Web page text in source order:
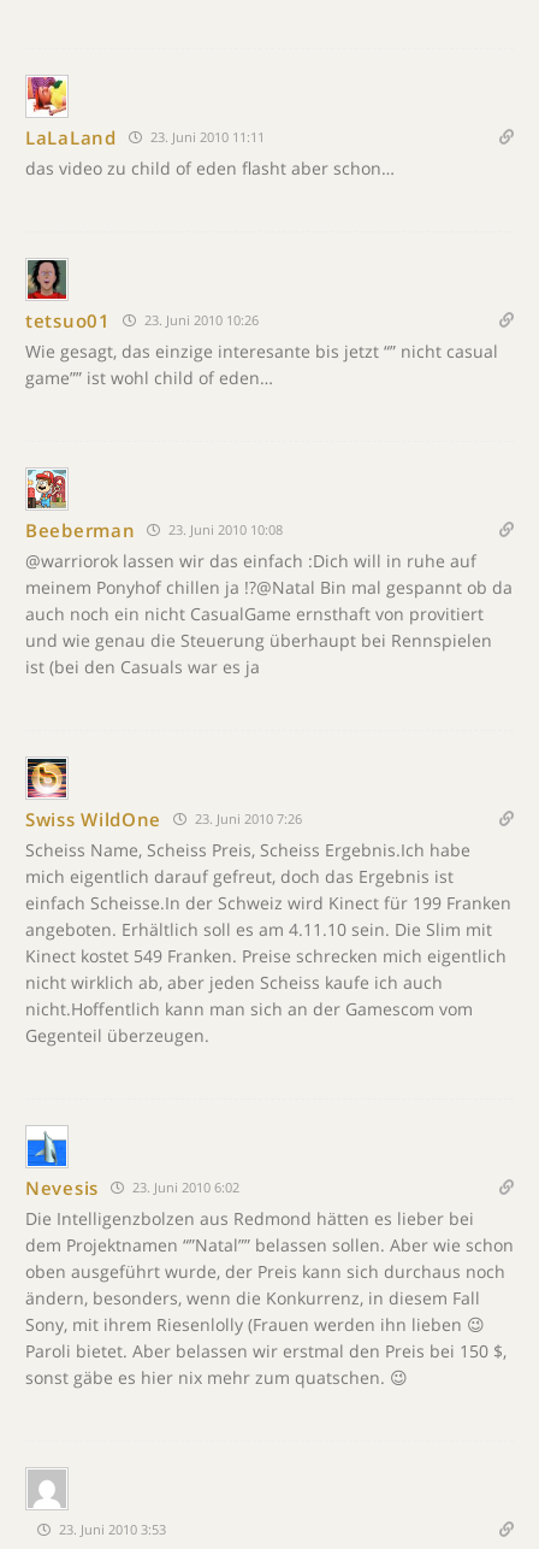
LaLaLand 23. Juni 2010 11:11
das video zu child of eden flasht aber schon…
tetsuo01 23. Juni 2010 10:26
Wie gesagt, das einzige interesante bis jetzt “” nicht casual
game”” ist wohl child of eden…
Beeberman 23. Juni 2010 10:08
@warriorok lassen wir das einfach :Dich will in ruhe auf
meinem Ponyhof chillen ja !?@Natal Bin mal gespannt ob da
auch noch ein nicht CasualGame ernsthaft von provitiert
und wie genau die Steuerung überhaupt bei Rennspielen
ist (bei den Casuals war es ja
Swiss WildOne 23. Juni 2010 7:26
Scheiss Name, Scheiss Preis, Scheiss Ergebnis.Ich habe
mich eigentlich darauf gefreut, doch das Ergebnis ist
einfach Scheisse.In der Schweiz wird Kinect für 199 Franken
angeboten. Erhältlich soll es am 4.11.10 sein. Die Slim mit
Kinect kostet 549 Franken. Preise schrecken mich eigentlich
nicht wirklich ab, aber jeden Scheiss kaufe ich auch
nicht.Hoffentlich kann man sich an der Gamescom vom
Gegenteil überzeugen.
Nevesis 23. Juni 2010 6:02
Die Intelligenzbolzen aus Redmond hätten es lieber bei
dem Projektnamen “”Natal”” belassen sollen. Aber wie schon
oben ausgeführt wurde, der Preis kann sich durchaus noch
ändern, besonders, wenn die Konkurrenz, in diesem Fall
Sony, mit ihrem Riesenlolly (Frauen werden ihn lieben 😉
Paroli bietet. Aber belassen wir erstmal den Preis bei 150 $,
sonst gäbe es hier nix mehr zum quatschen. 😉
23. Juni 2010 3:53